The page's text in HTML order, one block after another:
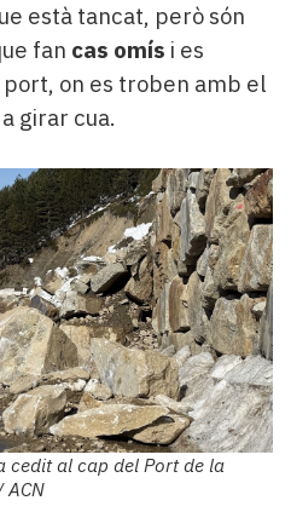
està tancat, però són
fan cas omís i es
on es troben amb el
girar cua.
cedit al cap del Port de la
ACN